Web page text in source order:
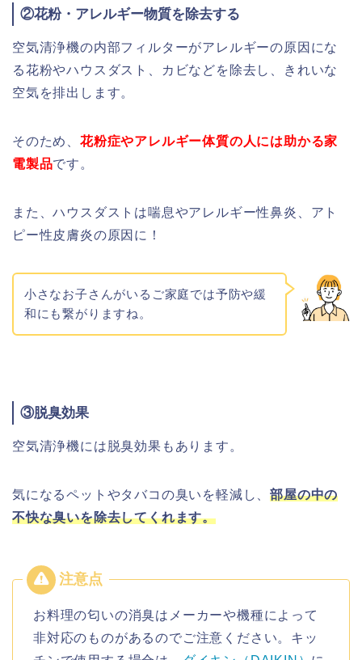
②花粉・アレルギー物質を除去する
空気清浄機の内部フィルターがアレルギーの原因にな
る花粉やハウスダスト、カビなどを除去し、きれいな
空気を排出します。
そのため、 花粉症やアレルギー体質の人には助かる家
電製品です。
また、ハウスダストは喘息やアレルギー性鼻炎、アト
ピー性皮膚炎の原因に！
小さなお子さんがいるご家庭では予防や緩
和にも繋がりますね。
③脱臭効果
空気清浄機には脱臭効果もあります。
気になるペットやタバコの臭いを軽減し、部屋の中の
不快な臭いを除去してくれます。
お料理の匂いの消臭はメーカーや機種によって
非対応のものがあるのでご注意ください。キッ